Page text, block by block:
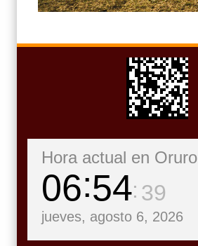
Hora actual en Oruro
06 54 41
jueves, agosto 6, 2026